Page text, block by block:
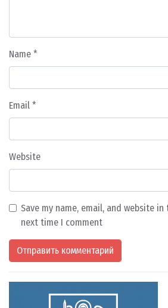
Name *
Email *
Website
Save my name, email, and website
next time I comment